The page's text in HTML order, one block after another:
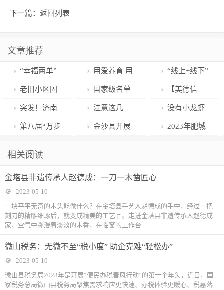
庭”李玉霞一家
下一篇： 返回列表
文章推荐
“幸福两单”
架起连心桥
用爱养育 用
心教育 ——记
张掖市“科学教
子最美家庭”李
“线上+线下”
主题党日“提神
醒脑”树新风
老旧小区固
定电话连续拨
出“诈骗电话”
块”
国家级名单
公布！吉林省
这两家上榜！
【美德信
用】文登区泽
头镇：美德积
突发！济南
某村一家三口
注意这几
点，健康减肥
没有小龙虾
的毕业季，不
第八届“万步
区启动仪式举
金沙县开展
活动
2023年肥城
相关阅读
金塔县非遗传承人赵德成：一刀一木凿匠心
2023-05-10
一块平平无奇的木头能做什么？在金塔县手艺人赵德成的手中，经过一把
刻刀的精雕细琢后，就变成精美的工艺品。走进金塔县非遗传承人赵德成
家，空气中弥漫着淡淡的木香，在临窗的工作台
微山税务：无微不至“税小度” 助企克难“轻松办”
2023-05-10
微山县税务局2023年是开展“便民办税春风行动”的第十个年头，近日，国
家税务总局微山县税务局聚焦需求响应更快速、办税体验更暖心、税惠落